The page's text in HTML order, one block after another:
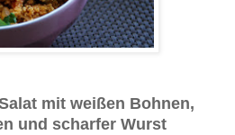
mit weißen Bohnen,
und scharfer Wurst